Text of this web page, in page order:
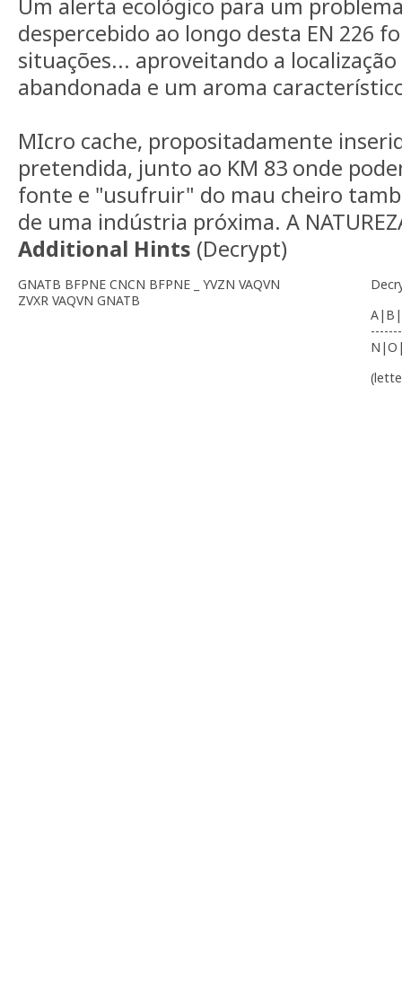
Um alerta ecológico para um
despercebido ao longo desta EN 226
situações... aproveitando a
abandonada e um aroma
MIcro cache, propositadamente
pretendida, junto ao KM 83 onde
fonte e "usufruir" do mau cheiro
de uma indústria próxima. A
Additional Hints (Decrypt)
GNATB BFPNE CNCN BFPNE _ YVZN VAQVN
ZVXR VAQVN GNATB